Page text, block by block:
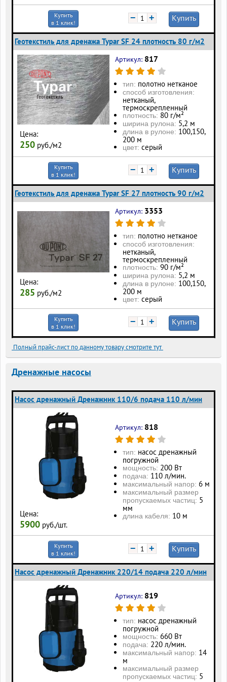
Купить
в 1 клик!
− + Купить
Геотекстиль для дренажа Typar SF 24 плотность 80 г/м2
Цена:
250 руб./м2
Артикул: 817
тип: полотно нетканое
способ изготовления:
нетканый,
термоскрепленный
плотность: 80 г/м²
ширина рулона: 5,2 м
длина в рулоне: 100, 150,
200 м
цвет: серый
Купить
в 1 клик!
− + Купить
Геотекстиль для дренажа Typar SF 27 плотность 90 г/м2
Цена:
285 руб./м2
Артикул: 3353
тип: полотно нетканое
способ изготовления:
нетканый,
термоскрепленный
плотность: 90 г/м²
ширина рулона: 5,2 м
длина в рулоне: 100, 150,
200 м
цвет: серый
Купить
в 1 клик!
− + Купить
Полный прайс-лист по данному товару смотрите тут
Дренажные насосы
Насос дренажный Дренажник 110/6 подача 110 л/мин
Цена:
5900 руб./шт.
Артикул: 818
тип: насос дренажный
погружной
мощность: 200 Вт
подача: 110 л/мин.
максимальный напор: 6 м
максимальный размер
пропускаемых частиц: 5
мм
длина кабеля: 10 м
Купить
в 1 клик!
− + Купить
Насос дренажный Дренажник 220/14 подача 220 л/мин
Артикул: 819
тип: насос дренажный
погружной
мощность: 660 Вт
подача: 220 л/мин.
максимальный напор: 14
м
максимальный размер
пропускаемых частиц: 5